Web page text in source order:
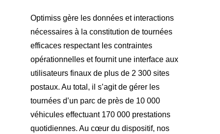
Optimiss gère les données et interactions
nécessaires à la constitution de tournées
efficaces respectant les contraintes
opérationnelles et fournit une interface aux
utilisateurs finaux de plus de 2 300 sites
postaux. Au total, il s’agit de gérer les
tournées d’un parc de près de 10 000
véhicules effectuant 170 000 prestations
quotidiennes. Au cœur du dispositif, nos